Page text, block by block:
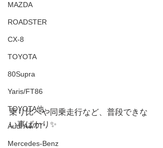
MAZDA
ROADSTER
CX-8
TOYOTA
80Supra
Yaris/FT86
TOYOTA他
Audi A4/TT
Mercedes-Benz
乗り比べや同乗走行など、普段できな
い事ばかり✨